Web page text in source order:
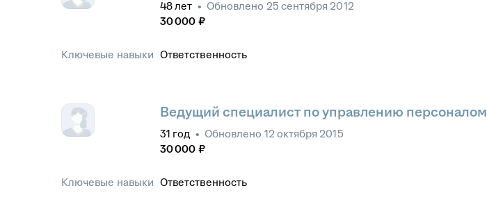
48лет • Обновлено 25 сентября 2012
30 000 ₽
Ключевые навыки Ответственность
Ведущий специалист по управлению персоналом
31 год • Обновлено 12 октября 2015
30 000 ₽
Ключевые навыки Ответственность